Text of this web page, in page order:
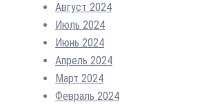
Август 2024
Июль 2024
Июнь 2024
Апрель 2024
Март 2024
Февраль 2024